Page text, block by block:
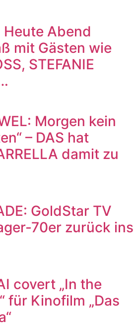
Heute Abend
mit Gästen wie
STEFANIE
Morgen kein
– DAS hat
damit zu
GoldStar TV
70er zurück ins
covert „In the
für Kinofilm „Das